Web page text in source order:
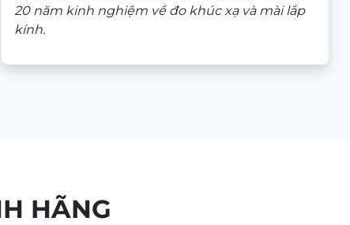
20 năm kinh nghiệm về đo khúc xạ và mài lắp
kính.
HÃNG